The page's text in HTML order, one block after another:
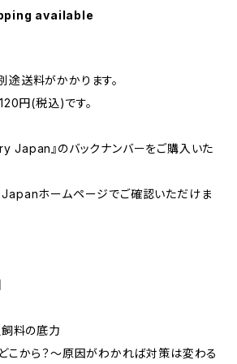
available
送料がかかります。
円(税込)です。
Japan』のバックナンバーをご購入いた
ホームページでご確認いただけま
料の底力
こから？～原因がわかれば対策は変わる